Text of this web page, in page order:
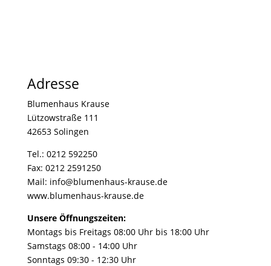
Adresse
Blumenhaus Krause
Lützowstraße 111
42653 Solingen
Tel.: 0212 592250
Fax: 0212 2591250
Mail: info@blumenhaus-krause.de
www.blumenhaus-krause.de
Unsere Öffnungszeiten:
Montags bis Freitags 08:00 Uhr bis 18:00 Uhr
Samstags 08:00 - 14:00 Uhr
Sonntags 09:30 - 12:30 Uhr